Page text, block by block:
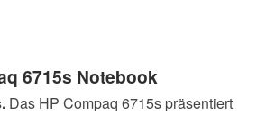
6715s Notebook
Das HP Compaq 6715s präsentiert